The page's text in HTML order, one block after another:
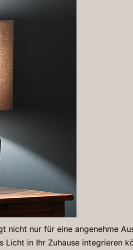
nicht nur für eine angenehme
in Ihr Zuhause integrieren